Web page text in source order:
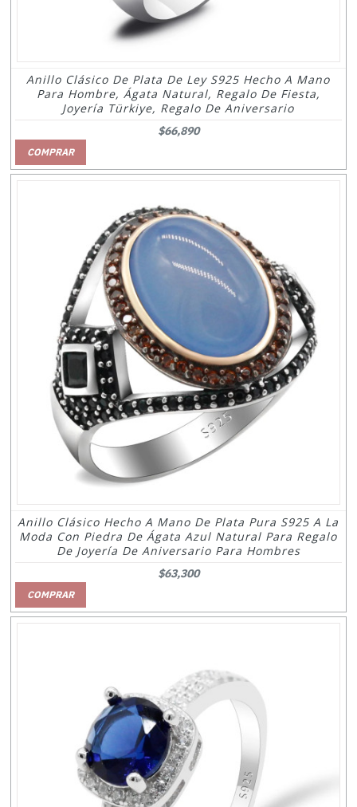
Anillo Clásico De Plata De Ley S925 Hecho A Mano
Para Hombre, Ágata Natural, Regalo De Fiesta,
Joyería Türkiye, Regalo De Aniversario
$66,890
COMPRAR
Anillo Clásico Hecho A Mano De Plata Pura S925 A La
Moda Con Piedra De Ágata Azul Natural Para Regalo
De Joyería De Aniversario Para Hombres
$63,300
COMPRAR